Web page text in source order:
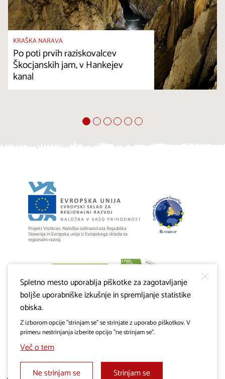
KRAŠKA NARAVA
Po poti prvih raziskovalcev
Škocjanskih jam, v Hankejev
kanal
Projekt Visitkras. Naložbo sofinancirata Republika
Slovenija in Evropska unija iz Evropskega sklada za
regionalni razvoj.
Spletno mesto uporablja piškotke za zagotavljanje
boljše uporabniške izkušnje in spremljanje statistike
obiska.
Z izborom opcije "strinjam se" se strinjate z uporabo piškotkov. V
primeru nestrinjanja izberite opcijo "ne strinjam se".
Več o tem
Ne strinjam se
Strinjam se